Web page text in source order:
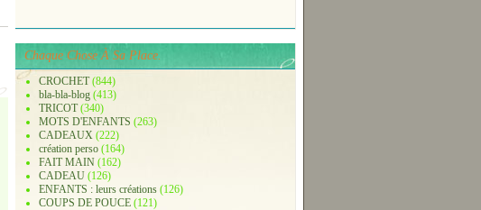
Chaque Chose À Sa Place.
CROCHET(844)
bla-bla-blog (413)
TRICOT(340)
MOTS D'ENFANTS (263)
CADEAUX (222)
création perso (164)
FAIT MAIN (162)
CADEAU (126)
ENFANTS : leurs créations (126)
COUPS DE POUCE (121)